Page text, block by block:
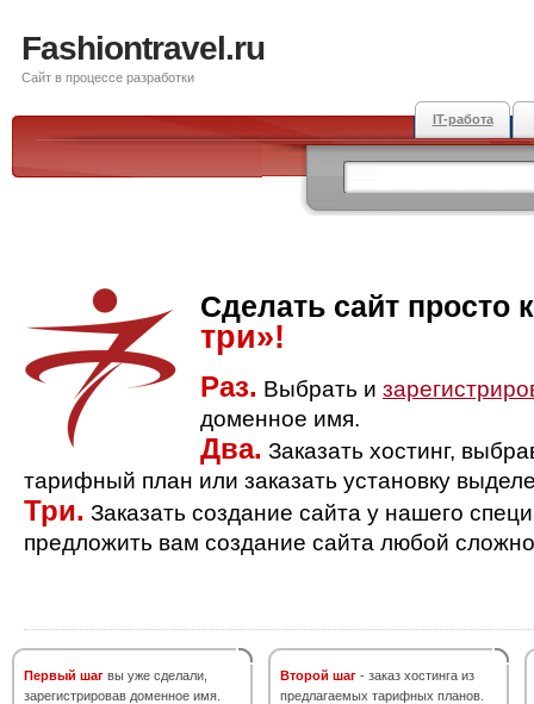
Fashiontravel.ru
Сайт в процессе разработки
IT-работа
Сделать сайт просто
три»!
Раз. Выбрать и
доменное имя.
Два. Заказать хостинг,
тарифный план или заказать установку
Три. Заказать создание сайта у нашего
предложить вам создание сайта любой
Первый шаг вы уже сделали,
зарегистрировав доменное имя.
Второй шаг - заказ хостинга из
предлагаемых тарифных планов.